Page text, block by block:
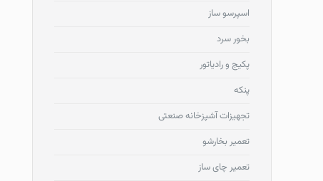
اسپرسو ساز
بخور سرد
پکیج و رادیاتور
پنکه
تجهیزات آشپزخانه صنعتی
تعمیر بخارشو
تعمیر چای ساز